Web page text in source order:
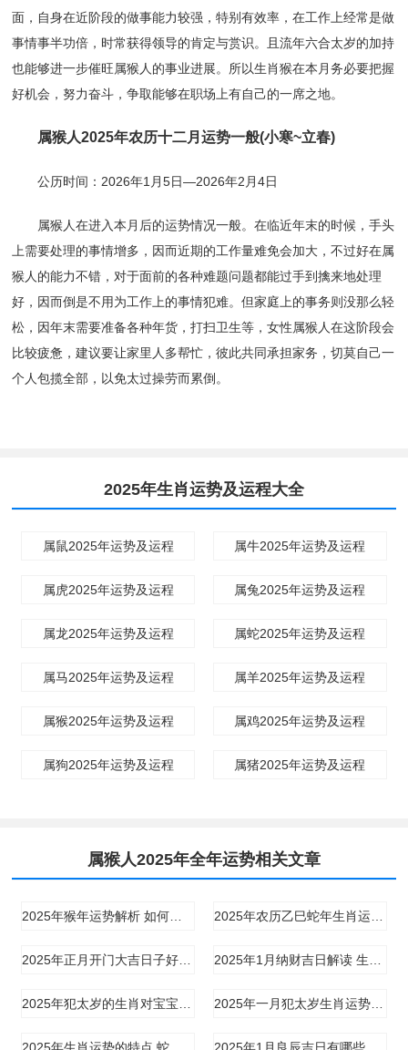
面，自身在近阶段的做事能力较强，特别有效率，在工作上经常是做
事情事半功倍，时常获得领导的肯定与赏识。且流年六合太岁的加持
也能够进一步催旺属猴人的事业进展。所以生肖猴在本月务必要把握
好机会，努力奋斗，争取能够在职场上有自己的一席之地。
属猴人2025年农历十二月运势一般(小寒~立春)
公历时间：2026年1月5日—2026年2月4日
属猴人在进入本月后的运势情况一般。在临近年末的时候，手头
上需要处理的事情增多，因而近期的工作量难免会加大，不过好在属
猴人的能力不错，对于面前的各种难题问题都能过手到擒来地处理
好，因而倒是不用为工作上的事情犯难。但家庭上的事务则没那么轻
松，因年末需要准备各种年货，打扫卫生等，女性属猴人在这阶段会
比较疲惫，建议要让家里人多帮忙，彼此共同承担家务，切莫自己一
个人包揽全部，以免太过操劳而累倒。
2025年生肖运势及运程大全
属鼠2025年运势及运程 属牛2025年运势及运程
属虎2025年运势及运程 属兔2025年运势及运程
属龙2025年运势及运程 属蛇2025年运势及运程
属马2025年运势及运程 属羊2025年运势及运程
属猴2025年运势及运程 属鸡2025年运势及运程
属狗2025年运势及运程 属猪2025年运势及运程
属猴人2025年全年运势相关文章
2025年猴年运势解析 如何应对犯太岁
2025年正月开门大吉日子好吗 生肖虎与生肖猴的运势解析
2025年一月犯太岁生肖运势 生肖蛇猪虎猴的运势变化